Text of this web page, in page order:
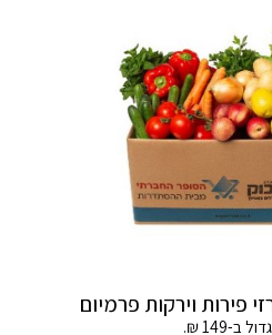
פירות וירקות פרמיום